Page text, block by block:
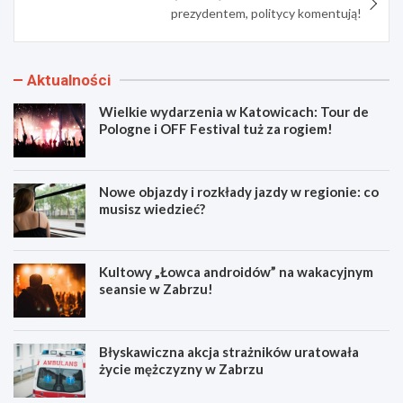
prezydentem, politycy komentują!
Aktualności
Wielkie wydarzenia w Katowicach: Tour de
Pologne i OFF Festival tuż za rogiem!
Nowe objazdy i rozkłady jazdy w regionie: co
musisz wiedzieć?
Kultowy „Łowca androidów” na wakacyjnym
seansie w Zabrzu!
Błyskawiczna akcja strażników uratowała
życie mężczyzny w Zabrzu
W
N